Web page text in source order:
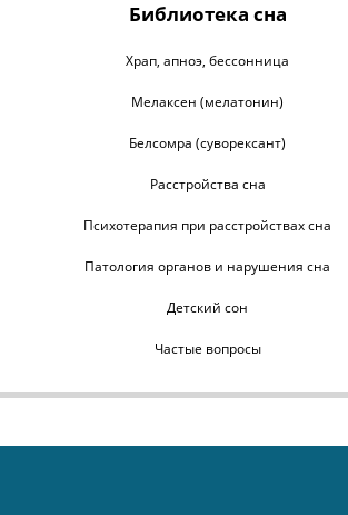
Библиотека сна
Храп, апноэ, бессонница
Мелаксен (мелатонин)
Белсомра (суворексант)
Расстройства сна
Психотерапия при расстройствах сна
Патология органов и нарушения сна
Детский сон
Частые вопросы